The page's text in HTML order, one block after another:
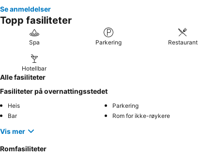
Se anmeldelser
Topp fasiliteter
Spa Parkering Restaurant
Hotellbar
Alle fasiliteter
Fasiliteter på overnattingsstedet
Heis
Parkering
Bar
Rom for ikke-røykere
Vis mer
Romfasiliteter